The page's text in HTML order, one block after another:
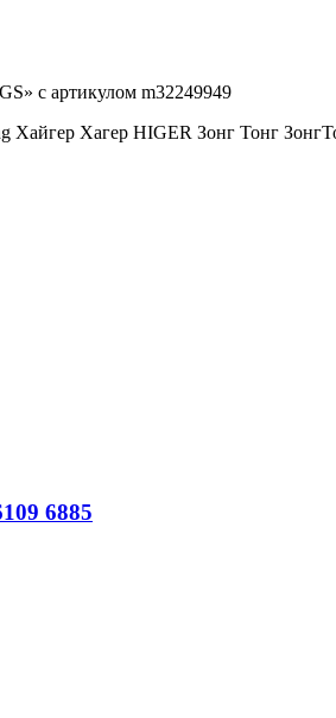
с артикулом m32249949
Хагер HIGER Зонг Тонг
6885